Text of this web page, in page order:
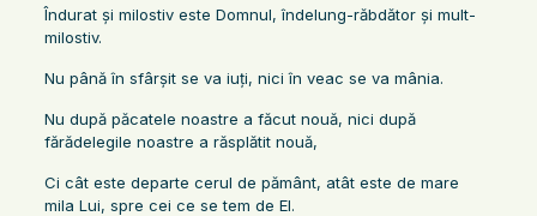
Îndurat şi milostiv este Domnul, îndelung-răbdător şi mult-
milostiv.
Nu până în sfârşit se va iuţi, nici în veac se va mânia.
Nu după păcatele noastre a făcut nouă, nici după
fărădelegile noastre a răsplătit nouă,
Ci cât este departe cerul de pământ, atât este de mare
mila Lui, spre cei ce se tem de El.